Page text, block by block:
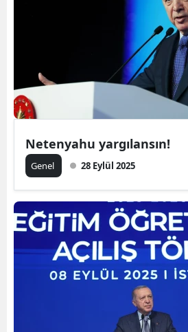
Netenyahu yargılansın!
Genel 28 Eylül 2025